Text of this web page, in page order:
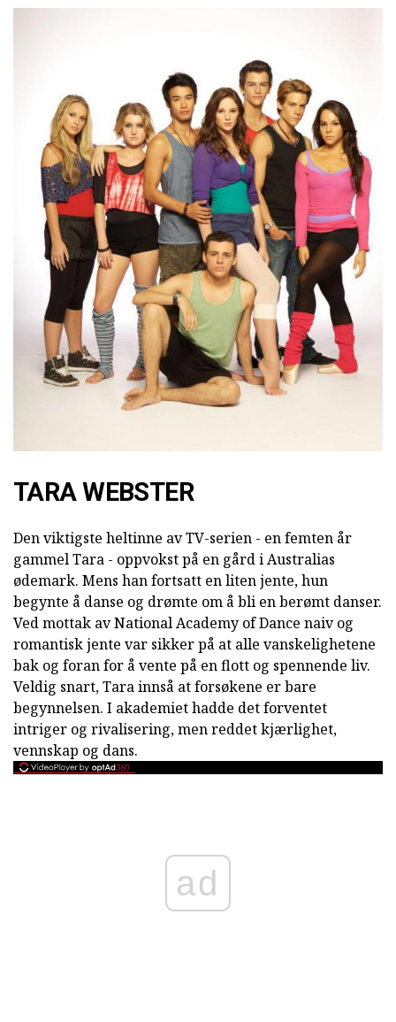
TARA WEBSTER
Den viktigste heltinne av TV-serien - en femten år
gammel Tara - oppvokst på en gård i Australias
ødemark. Mens han fortsatt en liten jente, hun
begynte å danse og drømte om å bli en berømt danser.
Ved mottak av National Academy of Dance naiv og
romantisk jente var sikker på at alle vanskelighetene
bak og foran for å vente på en flott og spennende liv.
Veldig snart, Tara innså at forsøkene er bare
begynnelsen. I akademiet hadde det forventet
intriger og rivalisering, men reddet kjærlighet,
vennskap og dans.
ad